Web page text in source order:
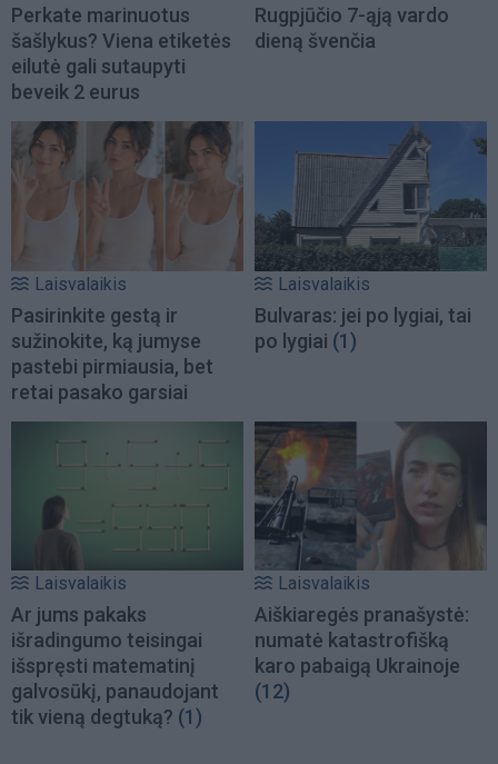
Perkate marinuotus
šašlykus? Viena etiketės
eilutė gali sutaupyti
beveik 2 eurus
Rugpjūčio 7-ąją vardo
dieną švenčia
Laisvalaikis
Pasirinkite gestą ir
sužinokite, ką jumyse
pastebi pirmiausia, bet
retai pasako garsiai
Laisvalaikis
Bulvaras: jei po lygiai, tai
po lygiai (1)
Laisvalaikis
Ar jums pakaks
išradingumo teisingai
išspręsti matematinį
galvosūkį, panaudojant
tik vieną degtuką? (1)
Laisvalaikis
Aiškiaregės pranašystė:
numatė katastrofišką
karo pabaigą Ukrainoje
(12)